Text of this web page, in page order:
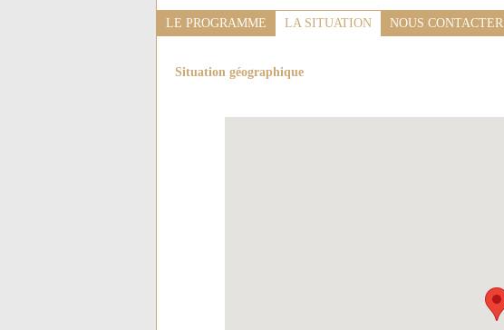
LE PROGRAMME LA SITUATION NOUS CONTACTER
Situation géographique